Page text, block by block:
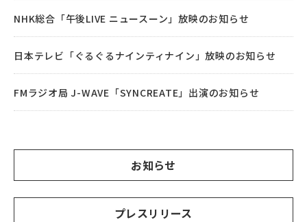
NHK総合「午後LIVE ニュースーン」放映のお知らせ
日本テレビ「ぐるぐるナインティナイン」放映のお知らせ
FMラジオ局 J-WAVE「SYNCREATE」出演のお知らせ
お知らせ
プレスリリース